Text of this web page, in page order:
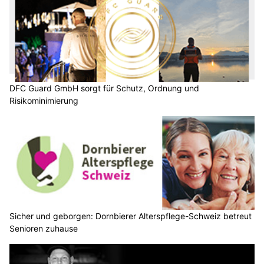
DFC Guard GmbH sorgt für Schutz, Ordnung und
Risikominimierung
Sicher und geborgen: Dornbierer Alterspflege-Schweiz betreut
Senioren zuhause